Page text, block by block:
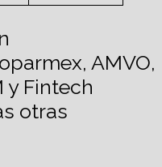
AMVO,
y Fintech
otras